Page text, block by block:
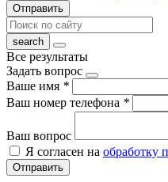
Отправить
Все результаты
Задать вопрос
Ваше имя *
Ваш номер телефона *
Ваш вопрос
Я согласен на обработку
Отправить